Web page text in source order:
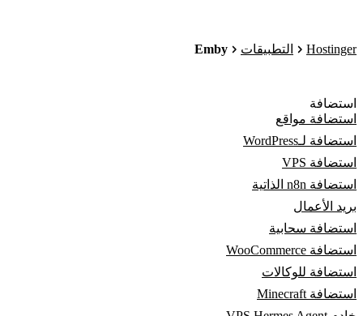
Hostinger التطبيقات Emby
استضافة
استضافة مواقع
استضافة لـWordPress
استضافة VPS
استضافة n8n الذاتية
بريد الأعمال
استضافة سحابية
استضافة WooCommerce
استضافة للوكالات
استضافة Minecraft